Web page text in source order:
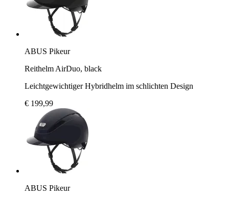
ABUS Pikeur
Reithelm AirDuo, black
Leichtgewichtiger Hybridhelm im schlichten Design
€ 199,99
ABUS Pikeur